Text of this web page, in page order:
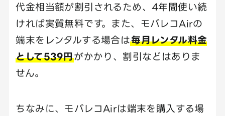
代金相当額が割引されるため、4年間使い続
ければ実質無料です。また、モバレコAirの
端末をレンタルする場合は毎月レンタル料金
として539円がかかり、割引などはありま
せん。
ちなみに、モバレコAirは端末を購入する場